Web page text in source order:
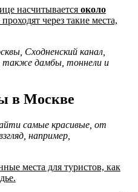
насчитывается около
через такие места,
Сходненский канал,
также дамбы, тоннели и
в Москве
самые красивые, от
например,
места для туристов, как